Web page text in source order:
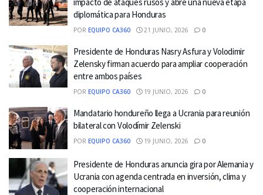
diplomática para Honduras
POR EQUIPO CA360 21 JUNIO, 2026 0
Presidente de Honduras Nasry Asfura y Volodimir
Zelensky firman acuerdo para ampliar cooperación
entre ambos países
POR EQUIPO CA360 19 JUNIO, 2026 0
Mandatario hondureño llega a Ucrania para reunión
bilateral con Volodímir Zelenski
POR EQUIPO CA360 19 JUNIO, 2026 0
Presidente de Honduras anuncia gira por Alemania y
Ucrania con agenda centrada en inversión, clima y
cooperación internacional